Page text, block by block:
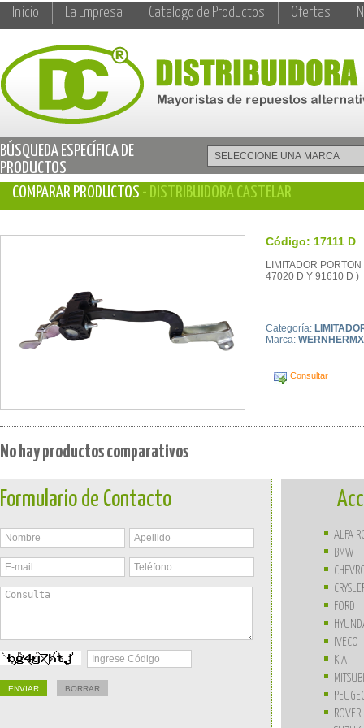
Inicio La Empresa Catalogo de Productos Ofertas
BÚSQUEDA ESPECÍFICA DE
PRODUCTOS
COMPARAR PRODUCTOS - DISTRIBUIDORA CASTELAR
Código: 17111 D
LIMITADOR
47020 D Y 91610 D )
Categoría:
Marca: WERNHERMX
Consultar
No hay productos comparativos
Formulario de Contacto
ALFA
BMW
FORD
IVECO
KIA
ROVER